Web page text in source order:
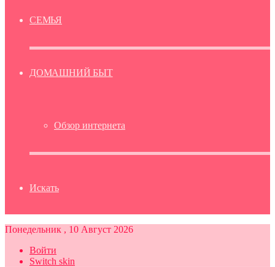
СЕМЬЯ
ДОМАШНИЙ БЫТ
Обзор интернета
Искать
Понедельник , 10 Август 2026
Войти
Switch skin